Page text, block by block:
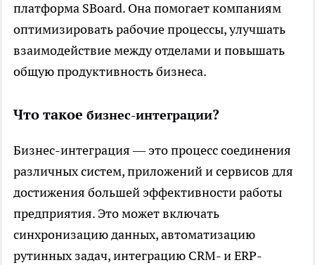
платформа SBoard. Она помогает компаниям
оптимизировать рабочие процессы, улучшать
взаимодействие между отделами и повышать
общую продуктивность бизнеса.
Что такое бизнес-интеграции?
Бизнес-интеграция — это процесс соединения
различных систем, приложений и сервисов для
достижения большей эффективности работы
предприятия. Это может включать
синхронизацию данных, автоматизацию
рутинных задач, интеграцию CRM- и ERP-